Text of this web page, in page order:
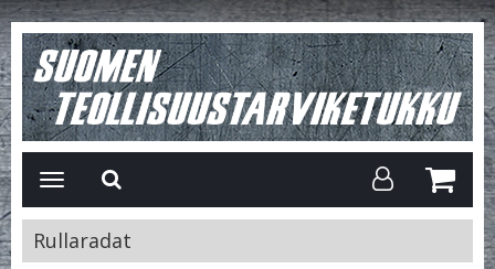
Avaa/Sulje
valikko
Rullaradat